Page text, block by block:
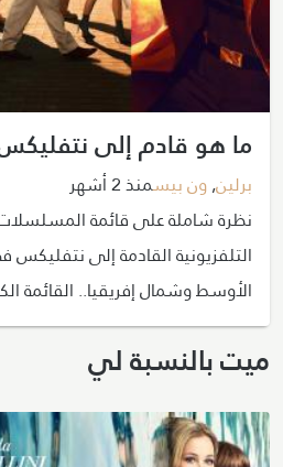
ما هو قادم إلى نتفليكس
برلين,ون بيسمنذ 2 أشهر
نظرة شاملة على قائمة
الأوسط وشمال إفريقيا.. القائمة
ميت بالنسبة لي